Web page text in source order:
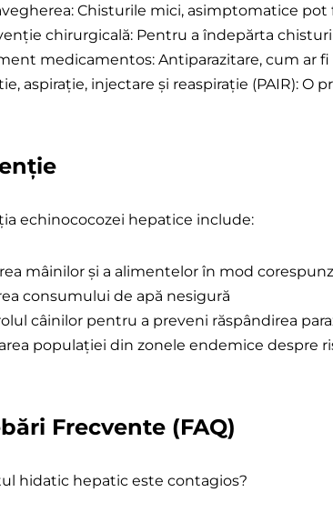
Chisturile mici, asimptomatice
chirurgicală: Pentru a îndepărta
medicamentos: Antiparazitare, cum ar
aspirație, injectare și reaspirație (PAIR):
echinococozei hepatice include:
mâinilor și a alimentelor în mod
consumului de apă nesigură
câinilor pentru a preveni răspândirea
populației din zonele endemice despre
Frecvente (FAQ)
hidatic hepatic este contagios?